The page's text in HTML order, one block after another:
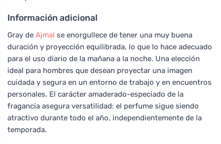
Información adicional
Gray de Ajmal se enorgullece de tener una muy buena
duración y proyección equilibrada, lo que lo hace adecuado
para el uso diario de la mañana a la noche. Una elección
ideal para hombres que desean proyectar una imagen
cuidada y segura en un entorno de trabajo y en encuentros
personales. El carácter amaderado-especiado de la
fragancia asegura versatilidad: el perfume sigue siendo
atractivo durante todo el año, independientemente de la
temporada.